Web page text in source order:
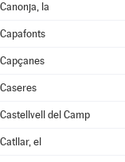
Canonja, la
Capafonts
Capçanes
Caseres
Castellvell del Camp
Catllar, el